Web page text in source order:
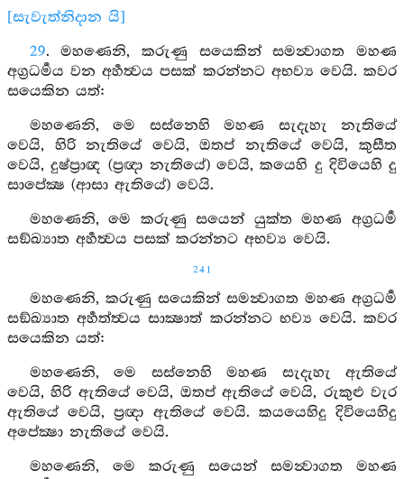
[සැවැත්නිදාන යි]
29. මහණෙනි, කරුණු සයෙකින් සමන්‍වාගත මහණ
අග්‍රධර්‍මය වන අර්‍හත්‍වය පසක් කරන්නට අභව්‍ය වෙයි. කවර
සයෙකින යත්:
මහණෙනි, මෙ සස්නෙහි මහණ සැදැහැ නැතියේ
වෙයි, හිරි නැතියේ වෙයි, ඔතප් නැතියේ වෙයි, කුසීත
වෙයි, දුෂ්ප්‍රාඥ (ප්‍රඥා නැතියේ) වෙයි, කයෙහි දු දිවියෙහි දු
සාපේක්‍ෂ (ආසා ඇතියේ) වෙයි.
මහණෙනි, මෙ කරුණු සයෙන් යුක්ත මහණ අග්‍රධර්‍ම
සඞ්ඛ්‍යාත අර්‍හත්‍වය පසක් කරන්නට අභව්‍ය වෙයි.
241
මහණෙනි, කරුණු සයෙකින් සමන්‍වාගත මහණ අග්‍රධර්‍ම
සඞ්ඛ්‍යාත අර්‍හත්ත්‍වය සාක්‍ෂාත් කරන්නට භව්‍ය වෙයි. කවර
සයෙකින යත්:
මහණෙනි, මෙ සස්නෙහි මහණ සැදැහැ ඇතියේ
වෙයි, හිරි ඇතියේ වෙයි, ඔතප් ඇතියේ වෙයි, රුකුළු වැර
ඇතියේ වෙයි, ප්‍රඥා ඇතියේ වෙයි. කයයෙහිදු දිවියෙහිදු
අපේක්‍ෂා නැතියේ වෙයි.
මහණෙනි, මෙ කරුණු සයෙන් සමන්‍වාගත මහණ